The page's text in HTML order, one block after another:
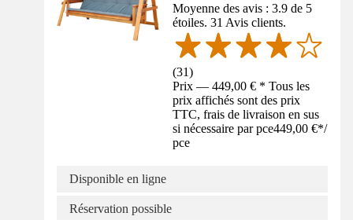
Moyenne des avis : 3.9 de 5
étoiles. 31 Avis clients.
(31)
Prix — 449,00 € * Tous les
prix affichés sont des prix
TTC, frais de livraison en sus
si nécessaire par pce449,00 €*/
pce
Disponible en ligne
Réservation possible